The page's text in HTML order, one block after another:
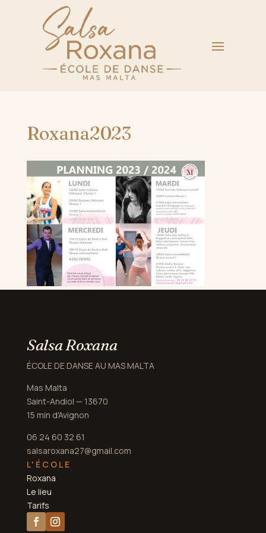
Roxana2023
Salsa Roxana
ÉCOLE DE DANSE AU MAS MALTA
Mas Malta
Saint-Andiol — 13670
15 min d'Avignon
06 24 60 32 61
salsaroxana27@gmail.com
L'ÉCOLE
Roxana
Le lieu
Tarifs